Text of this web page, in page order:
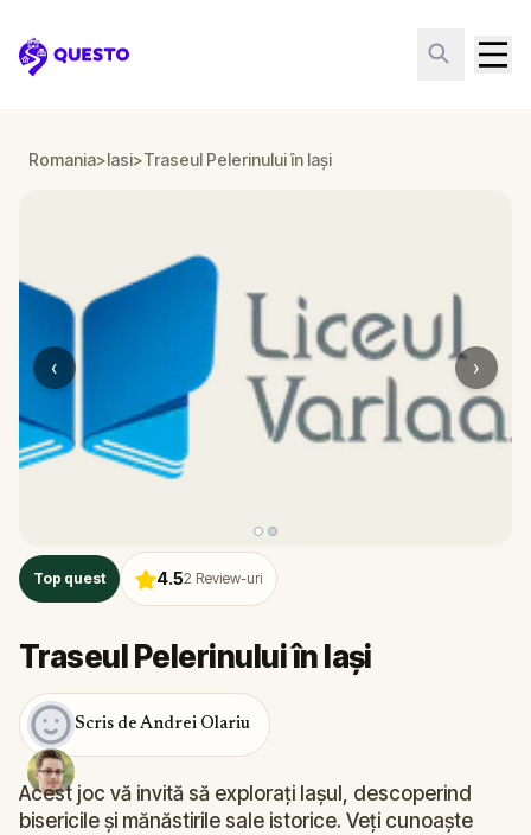
Questo
Romania>Iasi>Traseul Pelerinului în Iași
‹ ›
Top quest 4.52 Review-uri
Traseul Pelerinului în Iași
Scris de Andrei Olariu
Acest joc vă invită să explorați Iașul, descoperind
bisericile și mănăstirile sale istorice. Veți cunoaște